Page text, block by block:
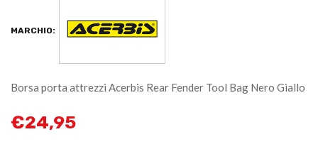
MARCHIO:
Borsa porta attrezzi Acerbis Rear Fender Tool Bag Nero Giallo
€24,95